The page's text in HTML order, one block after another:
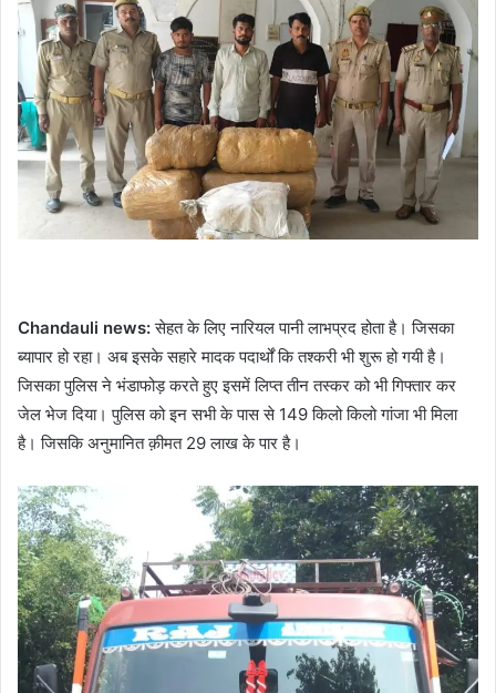
Chandauli news:सेहत के लिए नारियल पानी लाभप्रद होता है। जिसका
ब्यापार हो रहा। अब इसके सहारे मादक पदार्थों कि तश्करी भी शुरू हो गयी है।
जिसका पुलिस ने भंडाफोड़ करते हुए इसमें लिप्त तीन तस्कर को भी गिफ्तार कर
जेल भेज दिया। पुलिस को इन सभी के पास से 149 किलो किलो गांजा भी मिला
है। जिसकि अनुमानित क़ीमत 29 लाख के पार है।